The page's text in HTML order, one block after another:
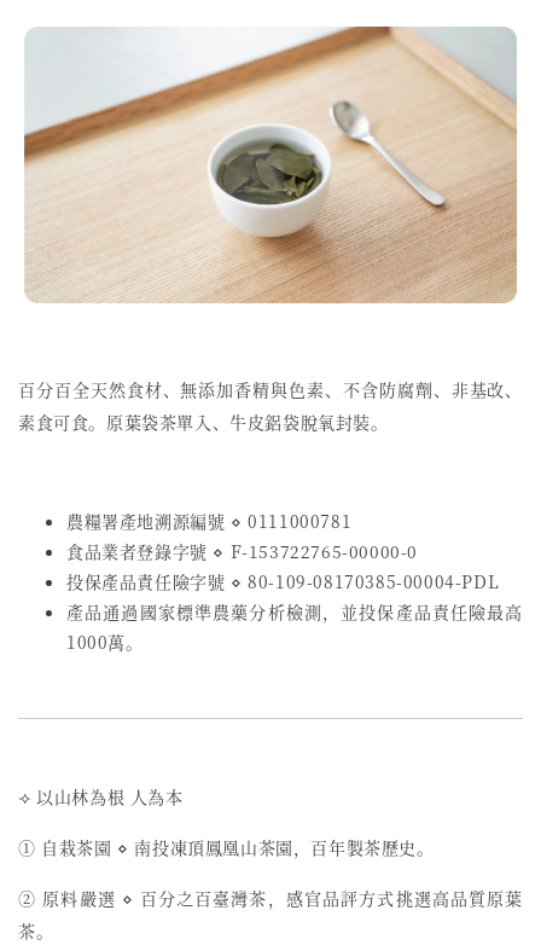
百分百全天然食材、無添加香精與色素、不含防腐劑、非基改、
素食可食。原葉袋茶單入、牛皮鋁袋脫氧封裝。
農糧署產地溯源編號 ⋄ 0111000781
食品業者登錄字號 ⋄ F-153722765-00000-0
投保產品責任險字號 ⋄80-109-08170385-00004-PDL
產品通過國家標準農藥分析檢測，並投保產品責任險最高
1000萬。
⟢ 以山林為根 人為本
① 自栽茶園 ⋄ 南投凍頂鳳凰山茶園，百年製茶歷史。
② 原料嚴選 ⋄ 百分之百臺灣茶，感官品評方式挑選高品質原葉
茶。